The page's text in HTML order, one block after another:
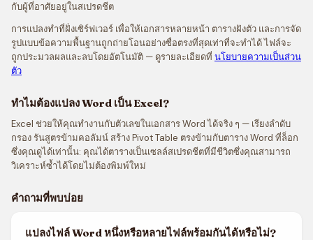
กับผู้ที่อาศัยอยู่ในสเปรดชีต
การแปลงทำที่ฝั่งเซิร์ฟเวอร์ เพื่อให้เอกสารหลายหน้า ตารางฝังตัว และการจัด
รูปแบบข้อความพื้นฐานถูกถ่ายโอนอย่างซื่อตรงที่สุดเท่าที่จะทำได้ ไฟล์จะ
ถูกประมวลผลและลบโดยอัตโนมัติ — ดูรายละเอียดที่ นโยบายความเป็นส่วน
ตัว
ทำไมต้องแปลง Word เป็น Excel?
Excel ช่วยให้คุณทำงานกับตัวเลขในเอกสาร Word ได้จริง ๆ — เรียงลำดับ
กรอง รันสูตรข้ามคอลัมน์ สร้าง Pivot Table ตรงข้ามกับตาราง Word ที่ล็อก
ซึ่งคุณดูได้เท่านั้น: คุณได้ตารางเป็นเซลล์สเปรดชีตที่มีชีวิตซึ่งคุณสามารถ
วิเคราะห์ซ้ำได้โดยไม่ต้องพิมพ์ใหม่
คำถามที่พบบ่อย
แปลงไฟล์ Word หนึ่งหรือหลายไฟล์พร้อมกันได้หรือไม่?